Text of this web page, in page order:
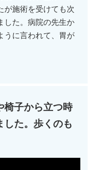
が施術を受けても次
した。病院の先生か
うに言われて、胃が
椅子から立つ時
した。歩くのも